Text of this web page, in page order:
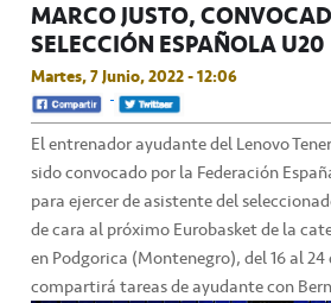
MARCO JUSTO,
SELECCIÓN ESPAÑOLA U20
Martes, 7 Junio, 2022 - 12:06
El entrenador ayudante del Lenovo
sido convocado por la Federación
para ejercer de asistente del
de cara al próximo Eurobasket de la
en Podgorica (Montenegro), del 16 al
compartirá tareas de ayudante con